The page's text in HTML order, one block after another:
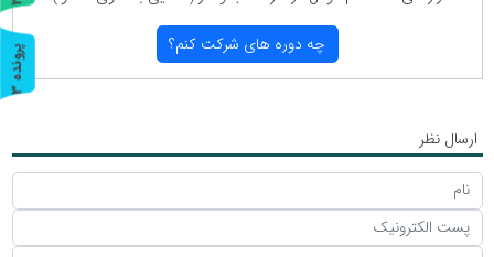
چه دوره های شركت كنم؟
ارسال نظر
ر
و
ن
د
ه
پ
ر
و
ن
د
ه
3